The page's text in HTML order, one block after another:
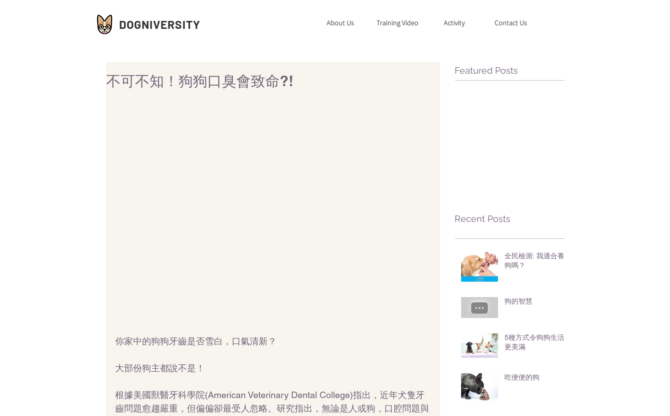
DOGNIVERSITY About Us Training Video Activity Contact Us
不可不知！狗狗口臭會致命?!
你家中的狗狗牙齒是否雪白，口氣清新？
大部份狗主都說不是！
根據美國獸醫牙科學院(American Veterinary Dental College)指出，近年犬隻牙
齒問題愈趨嚴重，但偏偏卻最受人忽略。研究指出，無論是人或狗，口腔問題與
Featured Posts
Recent Posts
全民檢測: 我適合養
狗嗎？
狗的智慧
5種方式令狗狗生活
更美滿
吃便便的狗